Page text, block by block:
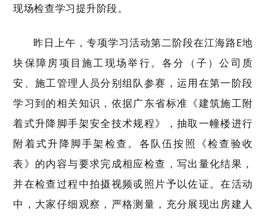
现场检查学习提升阶段。
昨日上午，专项学习活动第二阶段在江海路E地
块保障房项目施工现场举行。各分（子）公司质
安、施工管理人员分别组队参赛，运用在第一阶段
学习到的相关知识，依据广东省标准《建筑施工附
着式升降脚手架安全技术规程》，抽取一幢楼进行
附着式升降脚手架检查。各队伍按照《检查验收
表》的内容与要求完成相应检查，写出量化结果，
并在检查过程中拍摄视频戓照片予以佐证。在活动
中，大家仔细观察，严格测量，充分展现出房建人